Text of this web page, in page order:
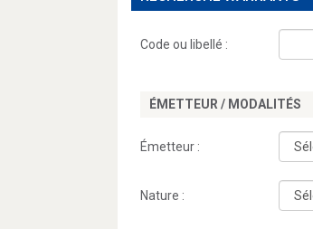
Code ou libellé :
ÉMETTEUR / MODALITÉS
Émetteur :
Nature :